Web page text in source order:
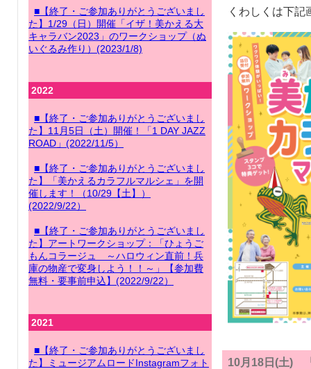
■【終了・ご参加ありがとうございまし
た】1/29（日）開催「イザ！美かえる大
キャラバン2023」のワークショップ（ぬ
いぐるみ作り）(2023/1/8)
2022
■【終了・ご参加ありがとうございまし
た】11月5日（土）開催！「1 DAY JAZZ
ROAD」(2022/11/5）
■【終了・ご参加ありがとうございまし
た】「美かえるカラフルマルシェ」を開
催します！（10/29【土】）
(2022/9/22）
■【終了・ご参加ありがとうございまし
た】アートワークショップ：「ひょうご
もんコラージュ ～ハロウィン直前！兵
庫の物産で変身しよう！！～」【参加費
無料・要事前申込】(2022/9/22）
2021
■【終了・ご参加ありがとうございまし
た】ミュージアムロードInstagramフォト
くわしくは下記
10月18日(土)